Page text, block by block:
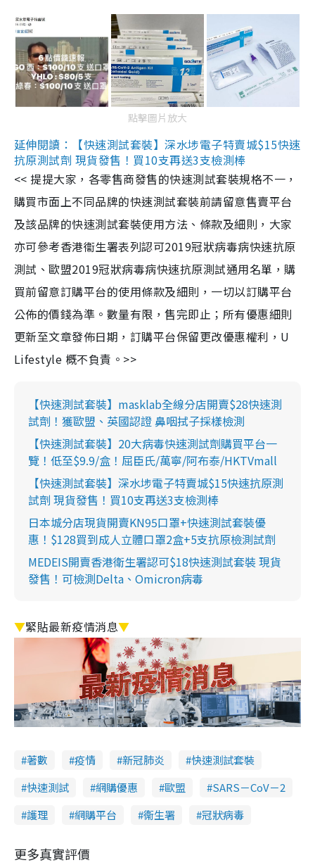
點擊圖片放大
延伸閱讀：【快速測試套裝】深水埗電子特賣城$15快速
抗原測試劑 現貨發售！買10支再送3支檢測棒
<< 提提大家，各零售商發售的快速測試套裝規格不一，
購買市面上不同品牌的快速測試套裝前請留意售賣平台
及該品牌的快速測試套裝使用方法、條款及細則，大家
亦可參考香港衞生署表列認可2019冠狀病毒病快速抗原
測試、歐盟2019冠狀病毒病快速抗原測試通用名單，購
買前留意訂購平台的使用條款及細則，一切以訂購平台
公佈的價錢為準。數量有限，售完即止；所有優惠細則
更新至文章發佈日期，訂購平台保留更改優惠權利，U
Lifestyle 概不負責。>>
【快速測試套裝】masklab全線分店開賣$28快速測
試劑！獲歐盟、英國認證 鼻咽拭子採樣檢測
【快速測試套裝】20大病毒快速測試劑購買平台一
覽！低至$9.9/盒！屈臣氏/萬寧/阿布泰/HKTVmall
【快速測試套裝】深水埗電子特賣城$15快速抗原測
試劑 現貨發售！買10支再送3支檢測棒
日本城分店現貨開賣KN95口罩+快速測試套裝優
惠！$128買到成人立體口罩2盒+5支抗原檢測試劑
MEDEIS開賣香港衛生署認可$18快速測試套裝 現貨
發售！可檢測Delta、Omicron病毒
▼緊貼最新疫情消息▼
著數 疫情 新冠肺炎
快速測試套裝
快速測試
網購優惠 歐盟
SARS－CoV－2
護理
網購平台 衞生署 冠狀病毒
更多真實評價